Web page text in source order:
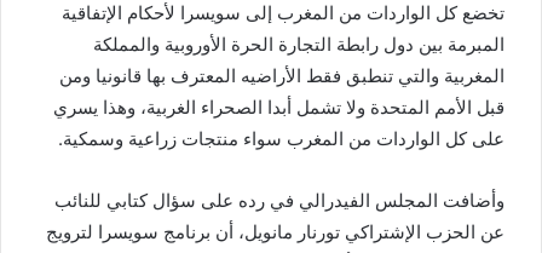
a
i
تخضع كل الواردات من المغرب إلى سويسرا لأحكام الإتفاقية
المبرمة بين دول رابطة التجارة الحرة الأوروبية والمملكة
المغربية والتي تنطبق فقط الأراضيه المعترف بها قانونيا ومن
قبل الأمم المتحدة ولا تشمل أبدا الصحراء الغربية، وهذا يسري
على كل الواردات من المغرب سواء منتجات زراعية وسمكية.
وأضافت المجلس الفيدرالي في رده على سؤال كتابي للنائب
عن الحزب الإشتراكي تورنار مانويل، أن برنامج سويسرا لترويج